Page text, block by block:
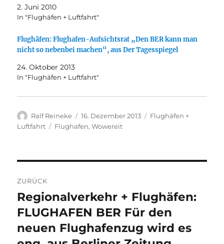
2. Juni 2010
In "Flughäfen + Luftfahrt"
Flughäfen: Flughafen-Aufsichtsrat „Den BER kann man
nicht so nebenbei machen“, aus Der Tagesspiegel
24. Oktober 2013
In "Flughäfen + Luftfahrt"
Autor
Ralf Reineke
Veröffentlicht
am
16. Dezember 2013 Kategorien
Flughäfen +
Luftfahrt
Schlagwörter
Flughafen,Wowereit
ZURÜCK
Vorheriger
Beitrag:
Regionalverkehr + Flughäfen:
FLUGHAFEN BER Für den
neuen Flughafenzug wird es